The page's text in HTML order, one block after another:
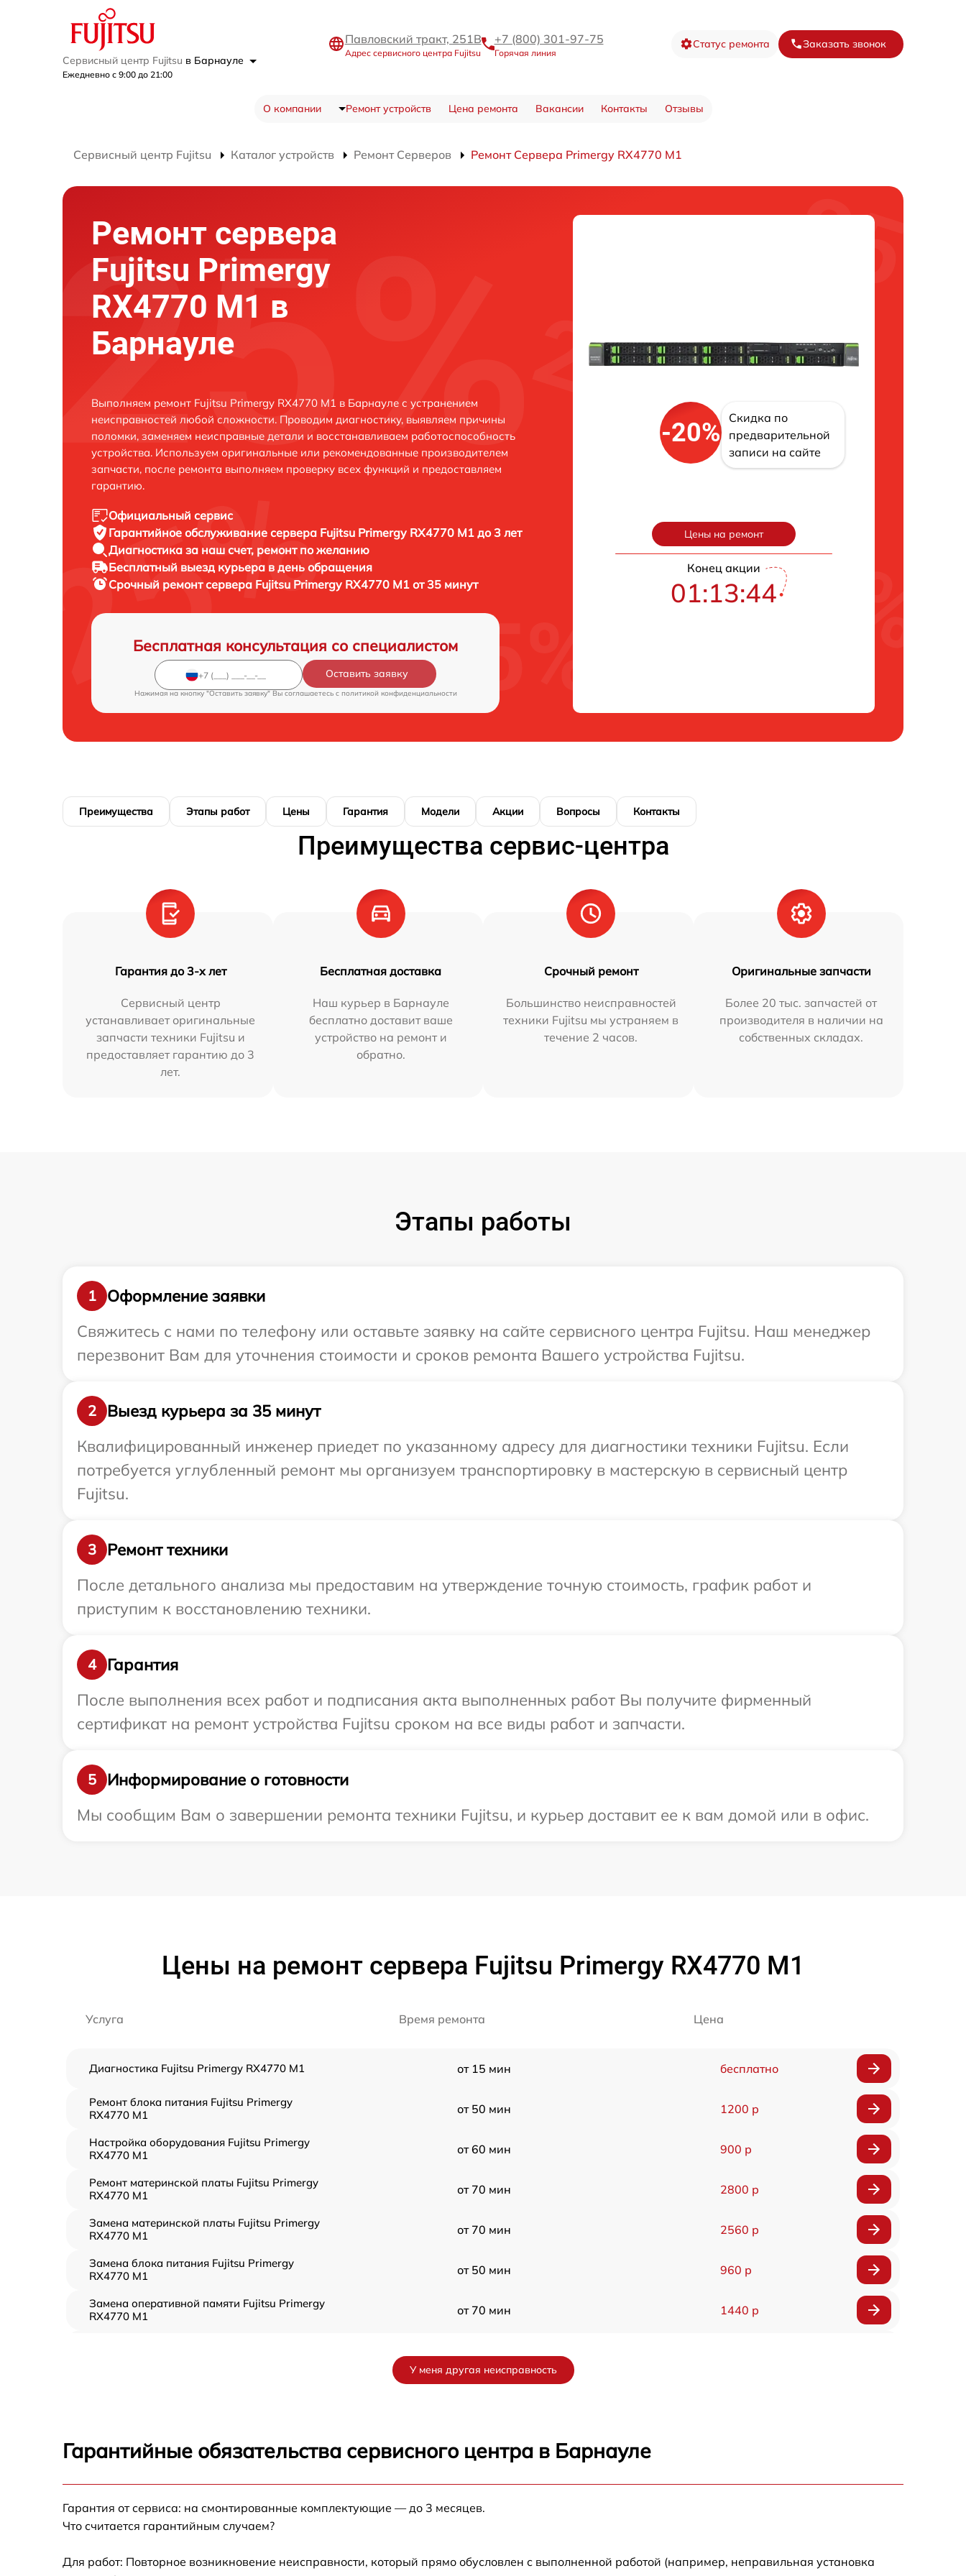
Сервисный центр Fujitsu в Барнауле
Ежедневно с 9:00 до 21:00
Павловский тракт, 251В
Адрес сервисного центра Fujitsu
+7 (800) 301-97-75
Горячая линия
Статус ремонта Заказать звонок
О компании Ремонт устройств Цена ремонта Вакансии Контакты Отзывы
Сервисный центр Fujitsu Каталог устройств Ремонт Серверов Ремонт Сервера Primergy RX4770 M1
Ремонт сервера
Fujitsu Primergy
RX4770 M1 в
Барнауле
Выполняем ремонт Fujitsu Primergy RX4770 M1 в Барнауле с устранением
неисправностей любой сложности. Проводим диагностику, выявляем причины
поломки, заменяем неисправные детали и восстанавливаем работоспособность
устройства. Используем оригинальные или рекомендованные производителем
запчасти, после ремонта выполняем проверку всех функций и предоставляем
гарантию.
Официальный сервис
Гарантийное обслуживание сервера Fujitsu Primergy RX4770 M1 до 3 лет
Диагностика за наш счет, ремонт по желанию
Бесплатный выезд курьера в день обращения
Срочный ремонтсервера Fujitsu Primergy RX4770 M1 от 35 минут
Бесплатная консультация со специалистом
Оставить заявку
Нажимая на кнопку "Оставить заявку" Вы соглашаетесь c политикой конфиденциальности
-20%
Скидка по
предварительной
записи на сайте
Цены на ремонт
Конец акции
01:13:43
Преимущества Этапы работ Цены Гарантия Модели Акции Вопросы Контакты
Преимущества сервис-центра
Гарантия до 3-х лет
Сервисный центр
устанавливает оригинальные
запчасти техники Fujitsu и
предоставляет гарантию до 3
лет.
Бесплатная доставка
Наш курьер в Барнауле
бесплатно доставит ваше
устройство на ремонт и
обратно.
Срочный ремонт
Большинство неисправностей
техники Fujitsu мы устраняем в
течение 2 часов.
Оригинальные запчасти
Более 20 тыс. запчастей от
производителя в наличии на
собственных складах.
Этапы работы
1
Оформление заявки
Свяжитесь с нами по телефону или оставьте заявку на сайте сервисного центра Fujitsu. Наш менеджер
перезвонит Вам для уточнения стоимости и сроков ремонта Вашего устройства Fujitsu.
2
Выезд курьера за 35 минут
Квалифицированный инженер приедет по указанному адресу для диагностики техники Fujitsu. Если
потребуется углубленный ремонт мы организуем транспортировку в мастерскую в сервисный центр
Fujitsu.
3
Ремонт техники
После детального анализа мы предоставим на утверждение точную стоимость, график работ и
приступим к восстановлению техники.
4
Гарантия
После выполнения всех работ и подписания акта выполненных работ Вы получите фирменный
сертификат на ремонт устройства Fujitsu сроком на все виды работ и запчасти.
5
Информирование о готовности
Мы сообщим Вам о завершении ремонта техники Fujitsu, и курьер доставит ее к вам домой или в офис.
Цены на ремонт сервера Fujitsu Primergy RX4770 M1
Услуга Время ремонта Цена
Диагностика Fujitsu Primergy RX4770 M1 от 15 мин бесплатно
Ремонт блока питания Fujitsu Primergy
RX4770 M1
от 50 мин 1200 р
Настройка оборудования Fujitsu Primergy
RX4770 M1
от 60 мин 900 р
Ремонт материнской платы Fujitsu Primergy
RX4770 M1
от 70 мин 2800 р
Замена материнской платы Fujitsu Primergy
RX4770 M1
от 70 мин 2560 р
Замена блока питания Fujitsu Primergy
RX4770 M1
от 50 мин 960 р
Замена оперативной памяти Fujitsu Primergy
RX4770 M1
от 70 мин 1440 р
Ремонт СХД Fujitsu Primergy RX4770 M1 от 100 мин
Primergy RX4770 M1
У меня другая неисправность
Гарантийные обязательства сервисного центра в Барнауле
Гарантия от сервиса: на смонтированные комплектующие — до 3 месяцев.
Что считается гарантийным случаем?
Для работ: Повторное возникновение неисправности, который прямо обусловлен с выполненной работой (например, неправильная установка